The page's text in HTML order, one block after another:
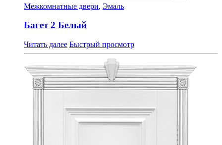
Межкомнатные двери, Эмаль
Багет 2 Белый
Читать далее Быстрый просмотр